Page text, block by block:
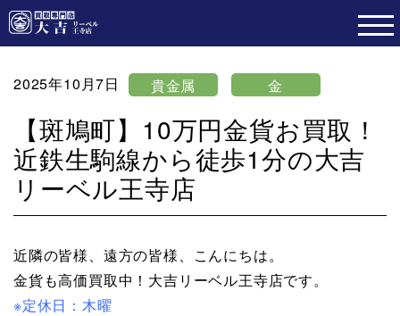
2025年10月7日 貴金属 金
【斑鳩町】10万円金貨お買取！
近鉄生駒線から徒歩1分の大吉
リーベル王寺店
近隣の皆様、遠方の皆様、こんにちは。
金貨も高価買取中！大吉リーベル王寺店です。
※定休日：木曜